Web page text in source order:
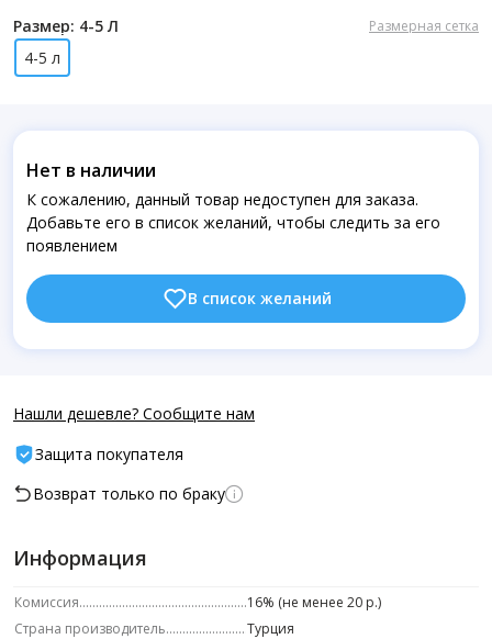
Размер: 4-5 Л Размерная сетка
4-5 л
Нет в наличии
К сожалению, данный товар недоступен для заказа.
Добавьте его в список желаний, чтобы следить за его
появлением
В список желаний
Нашли дешевле? Сообщите нам
Защита покупателя
Возврат только по браку
Информация
Комиссия
16% (не менее 20 р.)
Страна производитель
Турция